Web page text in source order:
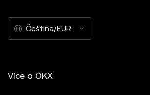
Čeština/EUR
Více o OKX